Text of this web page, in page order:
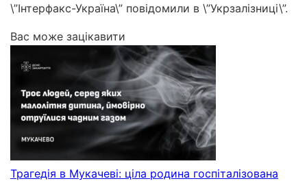
\”Інтерфакс-Україна\” повідомили в \”Укрзалізниці\”.
Вас може зацікавити
Трагедія в Мукачеві: ціла родина госпіталізована